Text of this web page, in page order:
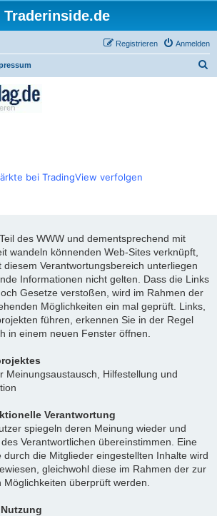
Traderinside.de
Anmelden
Registrieren
bei TradingView verfolgen
des WWW und dementsprechend mit
wandeln könnenden Web-Sites verknüpft,
diesem Verantwortungsbereich unterliegen
Informationen nicht gelten. Dass die Links
Gesetze verstoßen, wird im Rahmen der
Möglichkeiten ein mal geprüft. Links,
führen, erkennen Sie in der Regel
in einem neuen Fenster öffnen.
Meinungsaustausch, Hilfestellung und
Verantwortung
spiegeln deren Meinung wieder und
Verantwortlichen übereinstimmen. Eine
durch die Mitglieder eingestellten Inhalte wird
gleichwohl diese im Rahmen der zur
überprüft werden.